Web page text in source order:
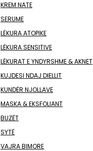
KREM NATE
SERUME
LËKURA ATOPIKE
LËKURA SENSITIVE
LËKURAT E YNDYRSHME & AKNET
KUJDESI NDAJ DIELLIT
KUNDËR NJOLLAVE
MASKA & EKSFOLIANT
BUZËT
SYTË
VAJRA BIMORE